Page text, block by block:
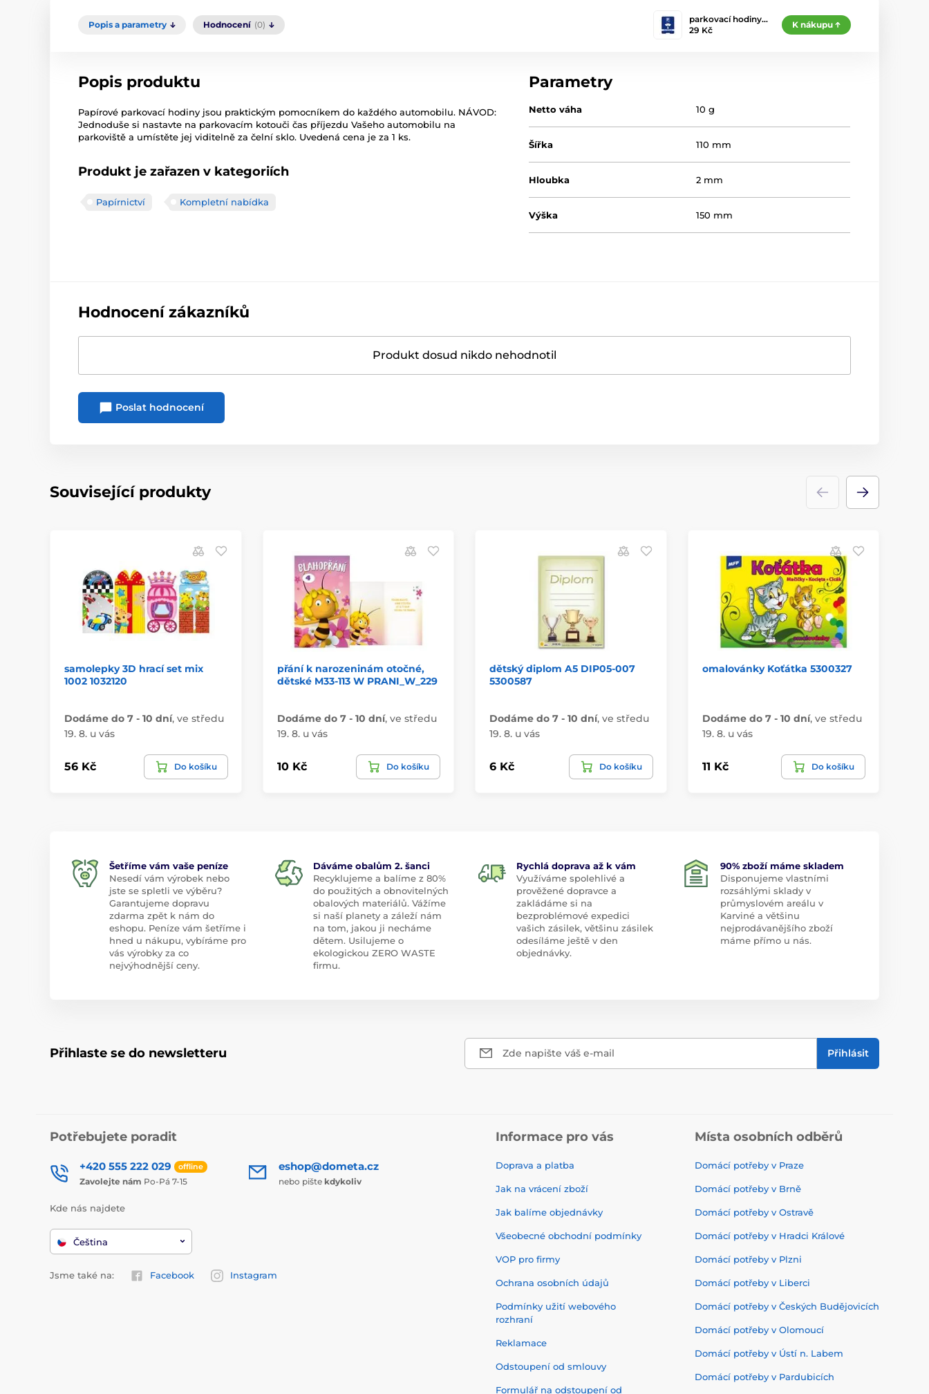
Popis a parametry Hodnocení (0)
parkovací hodiny…
29 Kč
K nákupu
Popis produktu
Papírové parkovací hodiny jsou praktickým pomocníkem do každého automobilu. NÁVOD:
Jednoduše si nastavte na parkovacím kotouči čas příjezdu Vašeho automobilu na
parkoviště a umístěte jej viditelně za čelní sklo. Uvedená cena je za 1 ks.
Produkt je zařazen v kategoriích
Papírnictví Kompletní nabídka
Parametry
Netto váha 10 g
Šířka 110 mm
Hloubka 2 mm
Výška 150 mm
Hodnocení zákazníků
Produkt dosud nikdo nehodnotil
Poslat hodnocení
Související produkty
samolepky 3D hrací set mix
1002 1032120
Dodáme do 7 - 10 dní, ve středu
19. 8. u vás
56 Kč Do košíku
přání k narozeninám otočné,
dětské M33-113 W PRANI_W_229
Dodáme do 7 - 10 dní, ve středu
19. 8. u vás
10 Kč Do košíku
dětský diplom A5 DIP05-007
5300587
Dodáme do 7 - 10 dní, ve středu
19. 8. u vás
6 Kč Do košíku
omalovánky Koťátka 5300327
Dodáme do 7 - 10 dní, ve středu
19. 8. u vás
11 Kč Do košíku
Šetříme vám vaše peníze
Nesedí vám výrobek nebo
jste se spletli ve výběru?
Garantujeme dopravu
zdarma zpět k nám do
eshopu. Peníze vám šetříme i
hned u nákupu, vybíráme pro
vás výrobky za co
nejvýhodnější ceny.
Dáváme obalům 2. šanci
Recyklujeme a balíme z 80%
do použitých a obnovitelných
obalových materiálů. Vážíme
si naší planety a záleží nám
na tom, jakou ji necháme
dětem. Usilujeme o
ekologickou ZERO WASTE
firmu.
Rychlá doprava až k vám
Využíváme spolehlivé a
prověžené dopravce a
zakládáme si na
bezproblémové expedici
vašich zásilek, většinu zásilek
odesíláme ještě v den
objednávky.
90% zboží máme skladem
Disponujeme vlastními
rozsáhlými sklady v
průmyslovém areálu v
Karviné a většinu
nejprodávanějšího zboží
máme přímo u nás.
Přihlaste se do newsletteru Zde napište váš e-mail Přihlásit
Potřebujete poradit
+420 555 222 029 offline
Zavolejte nám Po-Pá 7-15
eshop@dometa.cz
nebo pište kdykoliv
Kde nás najdete
Čeština
Jsme také na: Facebook Instagram
Informace pro vás
Doprava a platba
Jak na vrácení zboží
Jak balíme objednávky
Všeobecné obchodní podmínky
VOP pro firmy
Ochrana osobních údajů
Podmínky užití webového
rozhraní
Reklamace
Odstoupení od smlouvy
Formulář na odstoupení od
Místa osobních odběrů
Domácí potřeby v Praze
Domácí potřeby v Brně
Domácí potřeby v Ostravě
Domácí potřeby v Hradci Králové
Domácí potřeby v Plzni
Domácí potřeby v Liberci
Domácí potřeby v Českých Budějovicích
Domácí potřeby v Olomoucí
Domácí potřeby v Ústí n. Labem
Domácí potřeby v Pardubicích